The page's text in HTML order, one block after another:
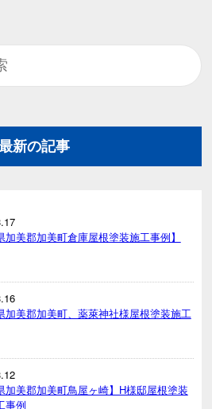
新の記事
加美郡加美町倉庫屋根塗装施工事例】
加美郡加美町、薬萊神社様屋根塗装施工
加美郡加美町鳥屋ヶ崎】H様邸屋根塗装
事例